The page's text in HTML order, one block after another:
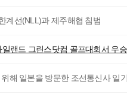
계선(NLL)과 제주해협 침범
일랜드 그린스닷컴 골프대회서 우
해 일본을 방문한 조선통신사 일